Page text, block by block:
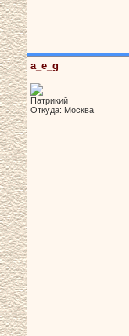
a_e_g
Патрикий
Откуда: Москва